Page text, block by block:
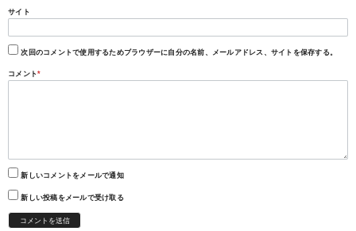
サイト
次回のコメントで使用するためブラウザーに自分の名前、メールアドレス、サイトを保存する。
コメント*
新しいコメントをメールで通知
新しい投稿をメールで受け取る